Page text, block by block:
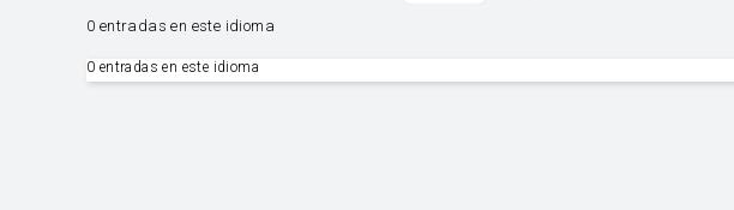
0 entradas en este idioma
0 entradas en este idioma